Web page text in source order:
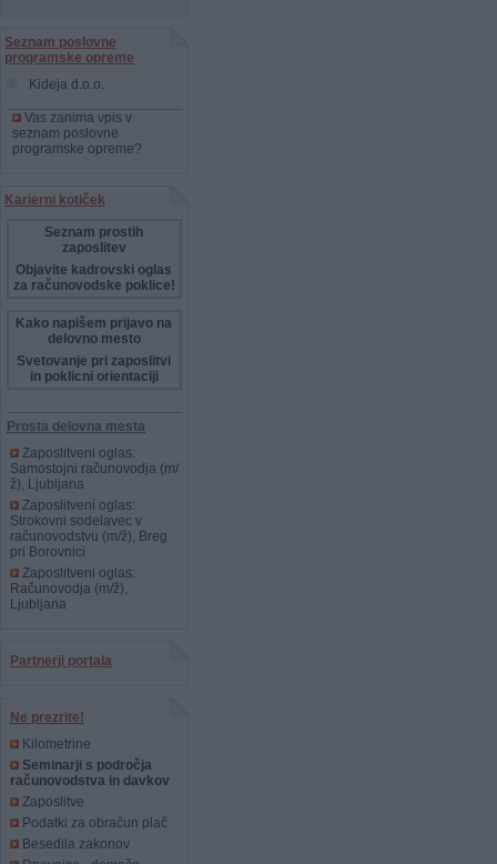
Seznam poslovne
programske opreme
Kideja d.o.o.
Vas zanima vpis v
seznam poslovne
programske opreme?
Karierni kotiček
Seznam prostih
zaposlitev
Objavite kadrovski oglas
za računovodske poklice!
Kako napišem prijavo na
delovno mesto
Svetovanje pri zaposlitvi
in poklicni orientaciji
Prosta delovna mesta
Zaposlitveni oglas:
Samostojni računovodja (m/
ž), Ljubljana
Zaposlitveni oglas:
Strokovni sodelavec v
računovodstvu (m/ž), Breg
pri Borovnici
Zaposlitveni oglas:
Računovodja (m/ž),
Ljubljana
Partnerji portala
Ne prezrite!
Kilometrine
Seminarji s področja
računovodstva in davkov
Zaposlitve
Podatki za obračun plač
Besedila zakonov